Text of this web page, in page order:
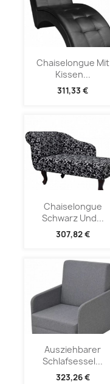
Chaiselongue Mit
Kissen...
311,33 €
Chaiselongue
Schwarz Und...
307,82 €
Ausziehbarer
Schlafsessel...
323,26 €